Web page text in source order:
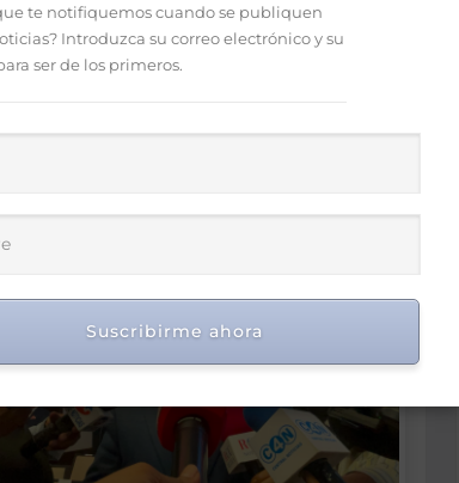
te notifiquemos cuando se publiquen
Introduzca su correo electrónico y su
ser de los primeros.
Suscribirme ahora